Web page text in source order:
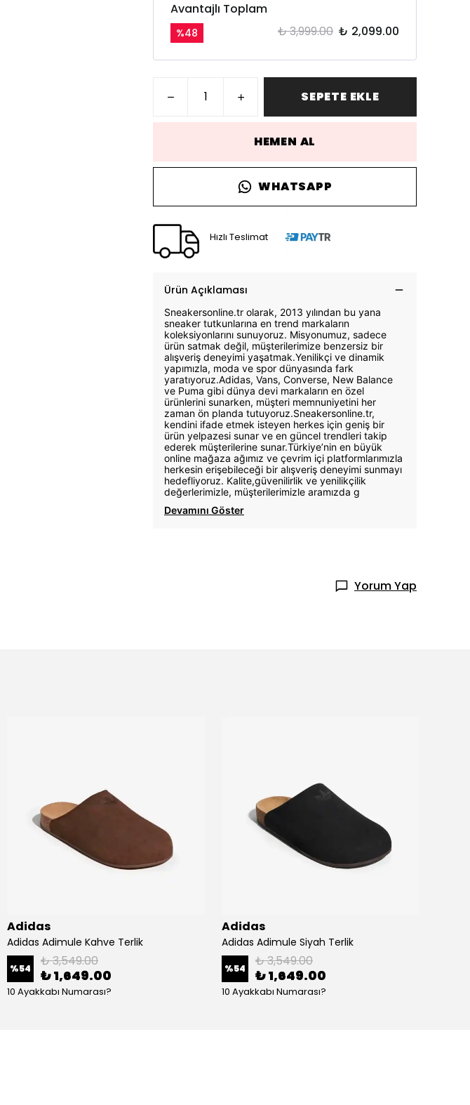
Avantajlı Toplam
%48 ₺ 3,999.00 ₺ 2,099.00
SEPETE EKLE
HEMEN AL
WHATSAPP
Hızlı Teslimat
Ürün Açıklaması
Sneakersonline.tr olarak, 2013 yılından bu yana
sneaker tutkunlarına en trend markaların
koleksiyonlarını sunuyoruz. Misyonumuz, sadece
ürün satmak değil, müşterilerimize benzersiz bir
alışveriş deneyimi yaşatmak.Yenilikçi ve dinamik
yapımızla, moda ve spor dünyasında fark
yaratıyoruz.Adidas, Vans, Converse, New Balance
ve Puma gibi dünya devi markaların en özel
ürünlerini sunarken, müşteri memnuniyetini her
zaman ön planda tutuyoruz.Sneakersonline.tr,
kendini ifade etmek isteyen herkes için geniş bir
ürün yelpazesi sunar ve en güncel trendleri takip
ederek müşterilerine sunar.Türkiye’nin en büyük
online mağaza ağımız ve çevrim içi platformlarımızla
herkesin erişebileceği bir alışveriş deneyimi sunmayı
hedefliyoruz. Kalite,güvenilirlik ve yenilikçilik
değerlerimizle, müşterilerimizle aramızda g
Devamını Göster
Yorum Yap
Adidas
Adidas Adimule Kahve Terlik
%54 ₺ 3,549.00
₺ 1,649.00
10 Ayakkabı Numarası?
Adidas
Adidas Adimule Siyah Terlik
%54 ₺ 3,549.00
₺ 1,649.00
10 Ayakkabı Numarası?